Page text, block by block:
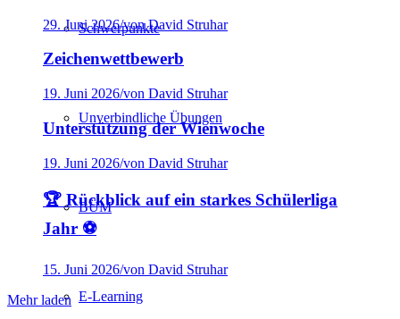
Schwerpunkte
Unverbindliche Übungen
BÜM
E-Learning
29. Juni 2026/von David Struhar
Zeichenwettbewerb
19. Juni 2026/von David Struhar
Unterstützung der Wienwoche
19. Juni 2026/von David Struhar
🏆 Rückblick auf ein starkes Schülerliga
Jahr ⚽
15. Juni 2026/von David Struhar
Mehr laden